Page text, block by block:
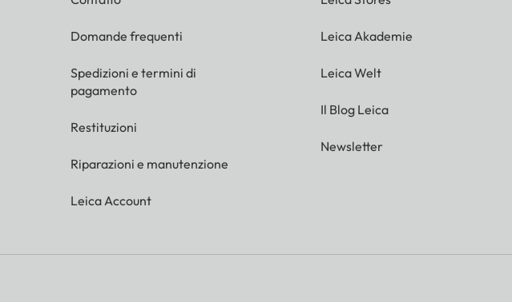
Domande frequenti
Spedizioni e termini di
pagamento
Restituzioni
Riparazioni e manutenzione
Leica Account
Leica Akademie
Leica Welt
Il Blog Leica
Newsletter